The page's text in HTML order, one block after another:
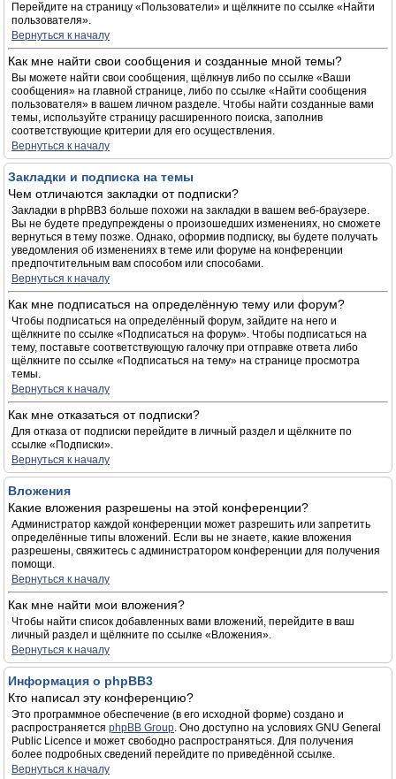
Перейдите на страницу «Пользователи» и щёлкните по ссылке «Найти
пользователя».
Вернуться к началу
Как мне найти свои сообщения и созданные мной темы?
Вы можете найти свои сообщения, щёлкнув либо по ссылке «Ваши
сообщения» на главной странице, либо по ссылке «Найти сообщения
пользователя» в вашем личном разделе. Чтобы найти созданные вами
темы, используйте страницу расширенного поиска, заполнив
соответствующие критерии для его осуществления.
Вернуться к началу
Закладки и подписка на темы
Чем отличаются закладки от подписки?
Закладки в phpBB3 больше похожи на закладки в вашем веб-браузере.
Вы не будете предупреждены о произошедших изменениях, но сможете
вернуться в тему позже. Однако, оформив подписку, вы будете получать
уведомления об изменениях в теме или форуме на конференции
предпочтительным вам способом или способами.
Вернуться к началу
Как мне подписаться на определённую тему или форум?
Чтобы подписаться на определённый форум, зайдите на него и
щёлкните по ссылке «Подписаться на форум». Чтобы подписаться на
тему, поставьте соответствующую галочку при отправке ответа либо
щёлкните по ссылке «Подписаться на тему» на странице просмотра
темы.
Вернуться к началу
Как мне отказаться от подписки?
Для отказа от подписки перейдите в личный раздел и щёлкните по
ссылке «Подписки».
Вернуться к началу
Вложения
Какие вложения разрешены на этой конференции?
Администратор каждой конференции может разрешить или запретить
определённые типы вложений. Если вы не знаете, какие вложения
разрешены, свяжитесь с администратором конференции для получения
помощи.
Вернуться к началу
Как мне найти мои вложения?
Чтобы найти список добавленных вами вложений, перейдите в ваш
личный раздел и щёлкните по ссылке «Вложения».
Вернуться к началу
Информация о phpBB3
Кто написал эту конференцию?
Это программное обеспечение (в его исходной форме) создано и
распространяется phpBB Group. Оно доступно на условиях GNU General
Public Licence и может свободно распространяться. Для получения
более подробных сведений перейдите по приведённой ссылке.
Вернуться к началу